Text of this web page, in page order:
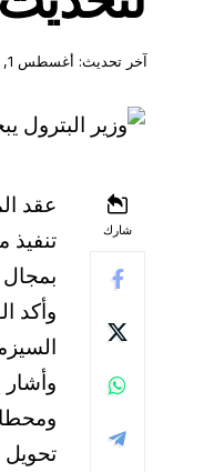
آخر تحديث: أغسطس 1, 2025 11:56 ص
شارك
عقد
تنفيذ
بمجال
وأكد
وأشار
تحويل